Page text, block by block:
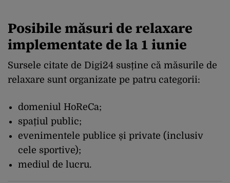
Posibile măsuri de relaxare
implementate de la 1 iunie
Sursele citate de Digi24 susține că măsurile de
relaxare sunt organizate pe patru categorii:
domeniul HoReCa;
spațiul public;
evenimentele publice și private (inclusiv
cele sportive);
mediul de lucru.